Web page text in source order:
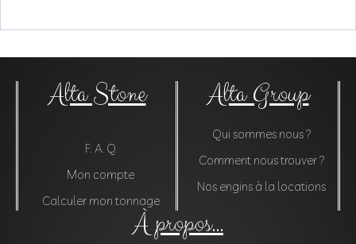
Alta Stone
F. A. Q.
Mon compte
Calculer mon tonnage
Alta Group
Qui sommes nous ?
Comment nous trouver ?
Nos engins à la locations
À propos...